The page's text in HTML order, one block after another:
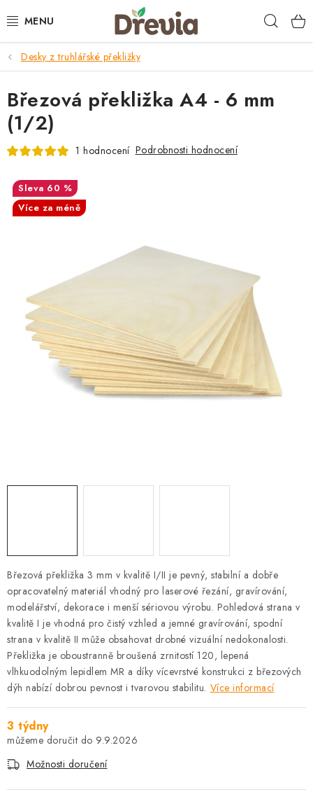
na
SVATBA 💍
DÁRKY
KRABIČKY
DEKORACE
MATERIÁLY A TVOŘENÍ
PRO FIRMY
NOVINKY
VÝPRODEJ 🔥
Desky z truhlářské překližky
Březová překližka 3 mm v kvalitě I/II je pevný, stabilní a dobře
opracovatelný materiál vhodný pro laserové řezání, gravírování,
modelářství, dekorace i menší sériovou výrobu. Pohledová strana v
kvalitě I je vhodná pro čistý vzhled a jemné gravírování, spodní
strana v kvalitě II může obsahovat drobné vizuální nedokonalosti.
Překližka je oboustranně broušená zrnitostí 120, lepená
vlhkuodolným lepidlem MR a díky vícevrstvé konstrukci z březových
dýh nabízí dobrou pevnost i tvarovou stabilitu. Více informací
3 týdny
9.9.2026
Možnosti doručení
Březová překližka A4 - 6 mm
(1/2)
1 hodnocení Podrobnosti hodnocení
60 %
Více za méně